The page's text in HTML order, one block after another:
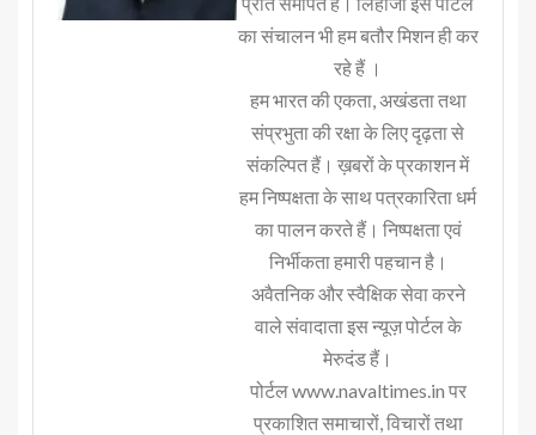
का संचालन भी हम बतौर मिशन ही कर
रहे हैं ।
हम भारत की एकता, अखंडता तथा
संप्रभुता की रक्षा के लिए दृढ़ता से
संकल्पित हैं। ख़बरों के प्रकाशन में
हम निष्पक्षता के साथ पत्रकारिता धर्म
का पालन करते हैं। निष्पक्षता एवं
निर्भीकता हमारी पहचान है।
अवैतनिक और स्वैक्षिक सेवा करने
वाले संवादाता इस न्यूज़ पोर्टल के
मेरुदंड हैं।
पोर्टल www.navaltimes.in पर
प्रकाशित समाचारों, विचारों तथा